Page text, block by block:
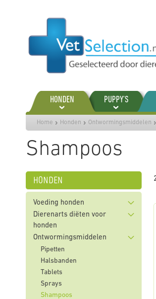
HONDEN PUPPY'S
Home Honden Ontwormingsmiddelen
Shampoos
honden
Voeding honden
Dierenarts diëten voor
honden
Ontwormingsmiddelen
Pipetten
Halsbanden
Tablets
Sprays
Shampoos